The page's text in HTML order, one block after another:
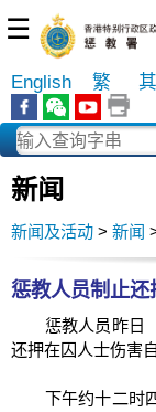
☰
English 繁
新闻
新闻及活动 > 新闻
惩教人员制止
惩教人员昨日（
还押在囚人士伤害自
下午约十二时四